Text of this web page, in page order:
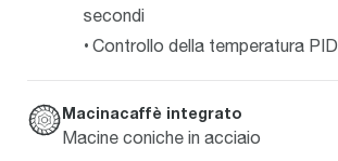
secondi
Controllo della temperatura PID
Macinacaffè integrato
Macine coniche in acciaio